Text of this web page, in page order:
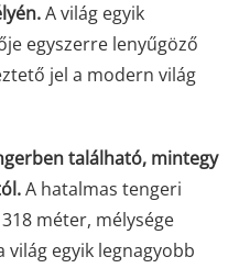
A világ egyik
egyszerre lenyűgöző
jel a modern világ
található, mintegy
A hatalmas tengeri
méter, mélysége
világ egyik legnagyobb